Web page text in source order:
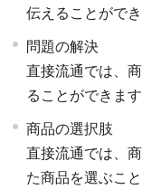
伝えることができ
問題の解決
直接流通では、
ることができます
商品の選択肢
直接流通では、
た商品を選ぶこ